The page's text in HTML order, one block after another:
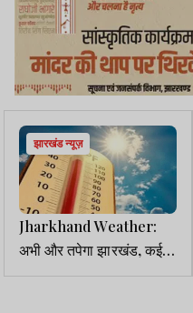
झारखंड न्यूज़
Jharkhand Weather:
अभी और तपेगा झारखंड, कई
जिलों में 44°C तक पहुंचेगा